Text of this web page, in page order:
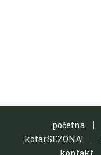
početna
kotarSEZONA!